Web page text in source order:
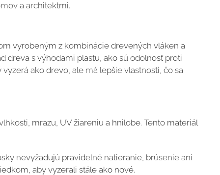
a architektmi.
vyrobeným z kombinácie drevených vláken a
dreva s výhodami plastu, ako sú odolnosť proti
ako drevo, ale má lepšie vlastnosti, čo sa
mrazu, UV žiareniu a hnilobe. Tento materiál
nevyžadujú pravidelné natieranie, brúsenie ani
aby vyzerali stále ako nové.